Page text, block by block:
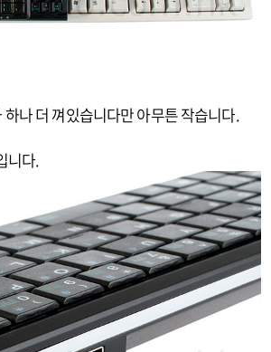
나 더 껴있습니다만 아무튼 작습니다.
니다.